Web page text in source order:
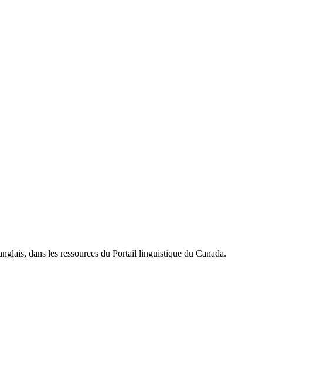
dans les ressources du Portail linguistique du Canada.